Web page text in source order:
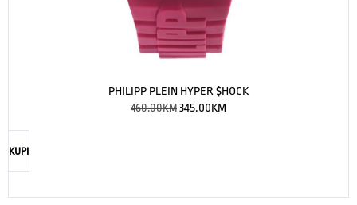
PHILIPP PLEIN HYPER $HOCK
460.00KM345.00KM
KUPI